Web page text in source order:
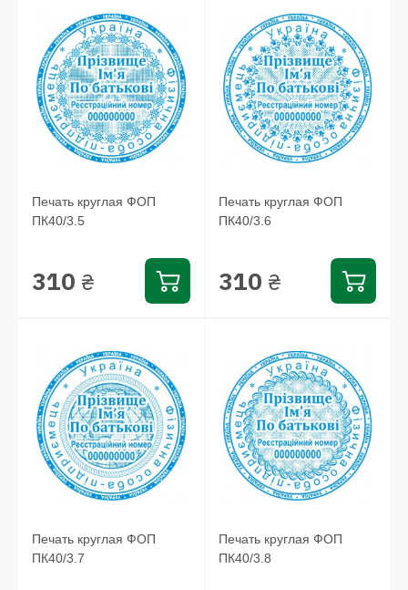
Печать круглая ФОП
ПК40/3.5
310 ₴
Печать круглая ФОП
ПК40/3.6
310 ₴
Печать круглая ФОП
ПК40/3.7
Печать круглая ФОП
ПК40/3.8